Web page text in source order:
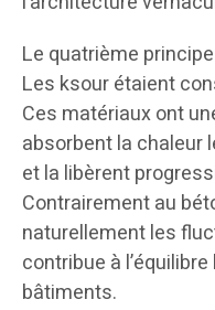
Le quatrième
Les ksour étaient
Ces matériaux ont
absorbent la chaleur
et la libèrent
Contrairement au
naturellement les
contribue à
bâtiments.